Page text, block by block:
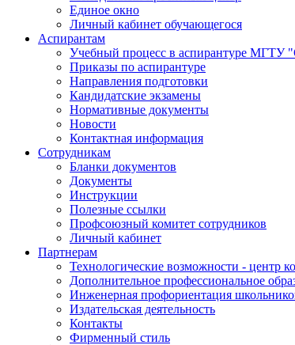
Единое окно
Личный кабинет обучающегося
Аспирантам
Учебный процесс в аспирантуре
Приказы по аспирантуре
Направления подготовки
Кандидатские экзамены
Нормативные документы
Новости
Контактная информация
Сотрудникам
Бланки документов
Документы
Инструкции
Полезные ссылки
Профсоюзный комитет сотрудников
Личный кабинет
Партнерам
Технологические возможности - центр
Дополнительное профессиональное
Инженерная профориентация
Издательская деятельность
Контакты
Фирменный стиль